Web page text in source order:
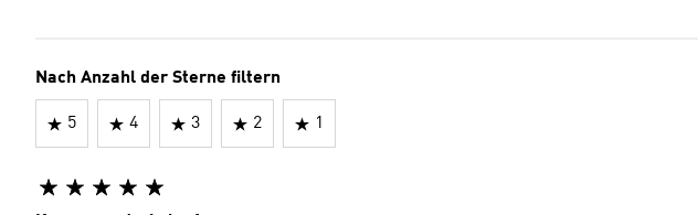
Nach Anzahl der Sterne filtern
5 4 3 2 1